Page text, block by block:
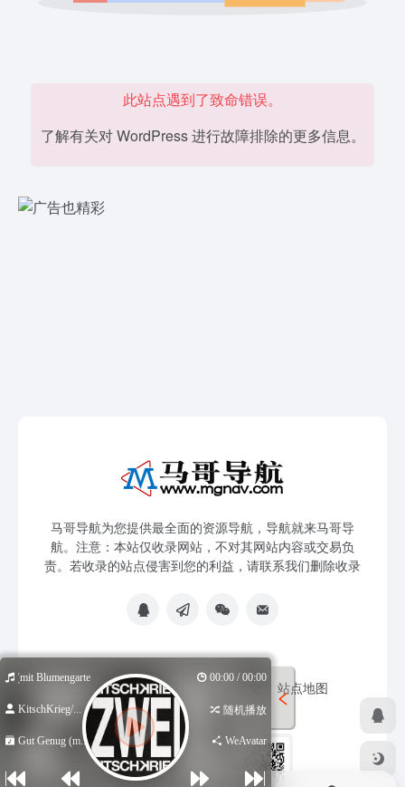
此站点遇到了致命错误。
了解有关对 WordPress 进行故障排除的更多信息。
马哥导航为您提供最全面的资源导航，导航就来马哥导
航。注意：本站仅收录网站，不对其网站内容或交易负
责。若收录的站点侵害到您的利益，请联系我们删除收录
免责声明 友链申请 站点地图
(mit Blumengarten Shirin David) 00:00 / 00:00
KitschKrieg/... 随机播放
Gut Genug (m... WeAvatar